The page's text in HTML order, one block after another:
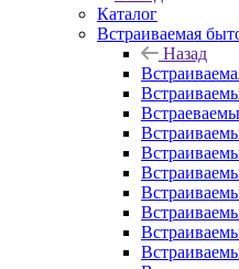
Каталог
Встраиваемая
Назад